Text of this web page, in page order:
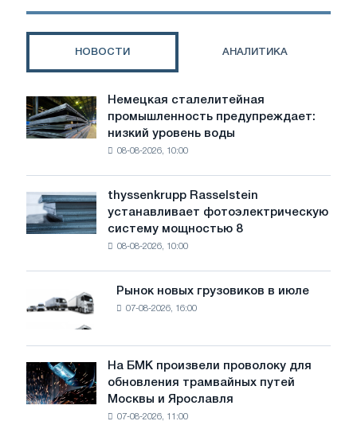
НОВОСТИ АНАЛИТИКА
Немецкая
сталелитейная
промышленность
предупреждает:
воды
угрожает
Немецкая сталелитейная
промышленность предупреждает:
низкий уровень воды
08-08-2026, 10:00
thyssenkrupp
Rasselstein
устанавливает
фотоэлектрическую
целей
обезуглероживания
thyssenkrupp Rasselstein
устанавливает фотоэлектрическую
систему мощностью 8
08-08-2026, 10:00
Рынок
новых
грузовиков
в
июле
Рынок новых грузовиков в июле
07-08-2026, 16:00
На
БМК
произвели
На БМК произвели проволоку для
обновления трамвайных путей
Москвы и Ярославля
07-08-2026, 11:00